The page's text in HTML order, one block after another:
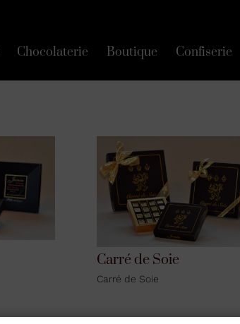
Chocolaterie Boutique Confiserie
Carré de Soie
Carré de Soie